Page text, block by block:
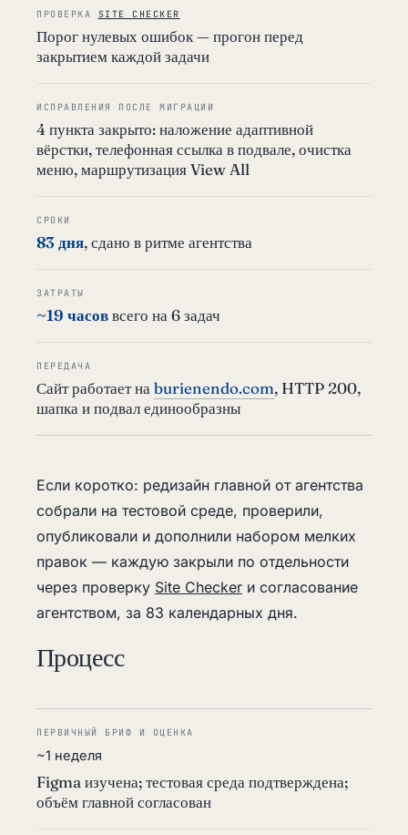
ПРОВЕРКА SITE CHECKER
Порог нулевых ошибок — прогон перед
закрытием каждой задачи
ИСПРАВЛЕНИЯ ПОСЛЕ МИГРАЦИИ
4 пункта закрыто: наложение адаптивной
вёрстки, телефонная ссылка в подвале, очистка
меню, маршрутизация View All
СРОКИ
83 дня, сдано в ритме агентства
ЗАТРАТЫ
~19 часоввсего на 6 задач
ПЕРЕДАЧА
Сайт работает на burienendo.com, HTTP 200,
шапка и подвал единообразны
Если коротко: редизайн главной от агентства
собрали на тестовой среде, проверили,
опубликовали и дополнили набором мелких
правок — каждую закрыли по отдельности
через проверку Site Checker и согласование
агентством, за 83 календарных дня.
Процесс
ПЕРВИЧНЫЙ БРИФ И ОЦЕНКА
~1 неделя
Figma изучена; тестовая среда подтверждена;
объём главной согласован